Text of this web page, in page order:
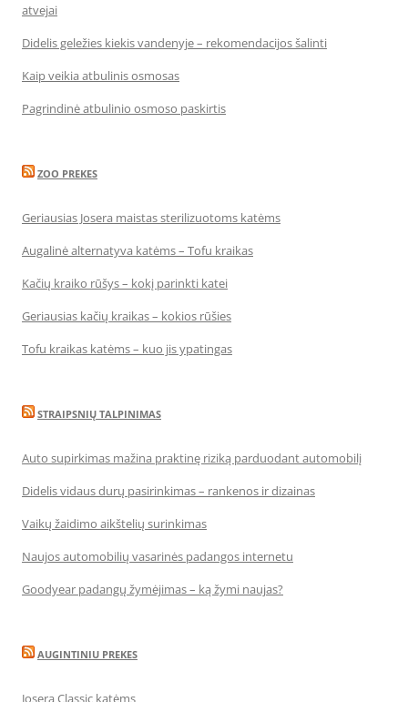
atvejai
Didelis geležies kiekis vandenyje – rekomendacijos šalinti
Kaip veikia atbulinis osmosas
Pagrindinė atbulinio osmoso paskirtis
ZOO PREKES
Geriausias Josera maistas sterilizuotoms katėms
Augalinė alternatyva katėms – Tofu kraikas
Kačių kraiko rūšys – kokį parinkti katei
Geriausias kačių kraikas – kokios rūšies
Tofu kraikas katėms – kuo jis ypatingas
STRAIPSNIŲ TALPINIMAS
Auto supirkimas mažina praktinę riziką parduodant automobilį
Didelis vidaus durų pasirinkimas – rankenos ir dizainas
Vaikų žaidimo aikštelių surinkimas
Naujos automobilių vasarinės padangos internetu
Goodyear padangų žymėjimas – ką žymi naujas?
AUGINTINIU PREKES
Josera Classic katėms